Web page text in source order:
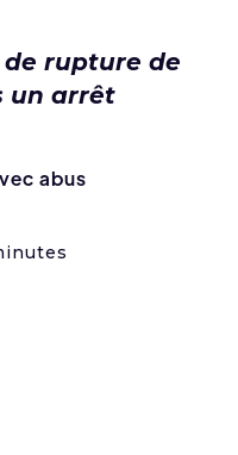
de rupture de
un arrêt
abus